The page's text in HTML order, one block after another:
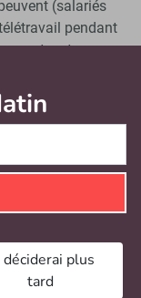
(salariés
pendant
reste
chez vous,
les
pour
d’autres, qui
: par
votre mode de
jours. »
déciderai plus
tard